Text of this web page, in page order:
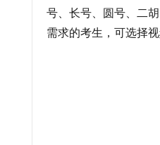
号、长号、圆号、二
需求的考生，可选择视